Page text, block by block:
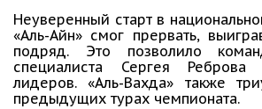
Неуверенный старт в
«Аль-Айн» смог прервать,
подряд. Это позволило
специалиста Сергея Реброва
лидеров. «Аль-Вахда» также
предыдущих турах чемпионата.